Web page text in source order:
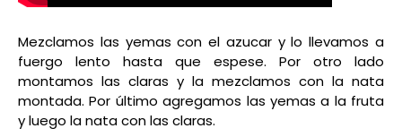
Mezclamos las yemas con el azucar y lo llevamos a
fuergo lento hasta que espese. Por otro lado
montamos las claras y la mezclamos con la nata
montada. Por último agregamos las yemas a la fruta
y luego la nata con las claras.